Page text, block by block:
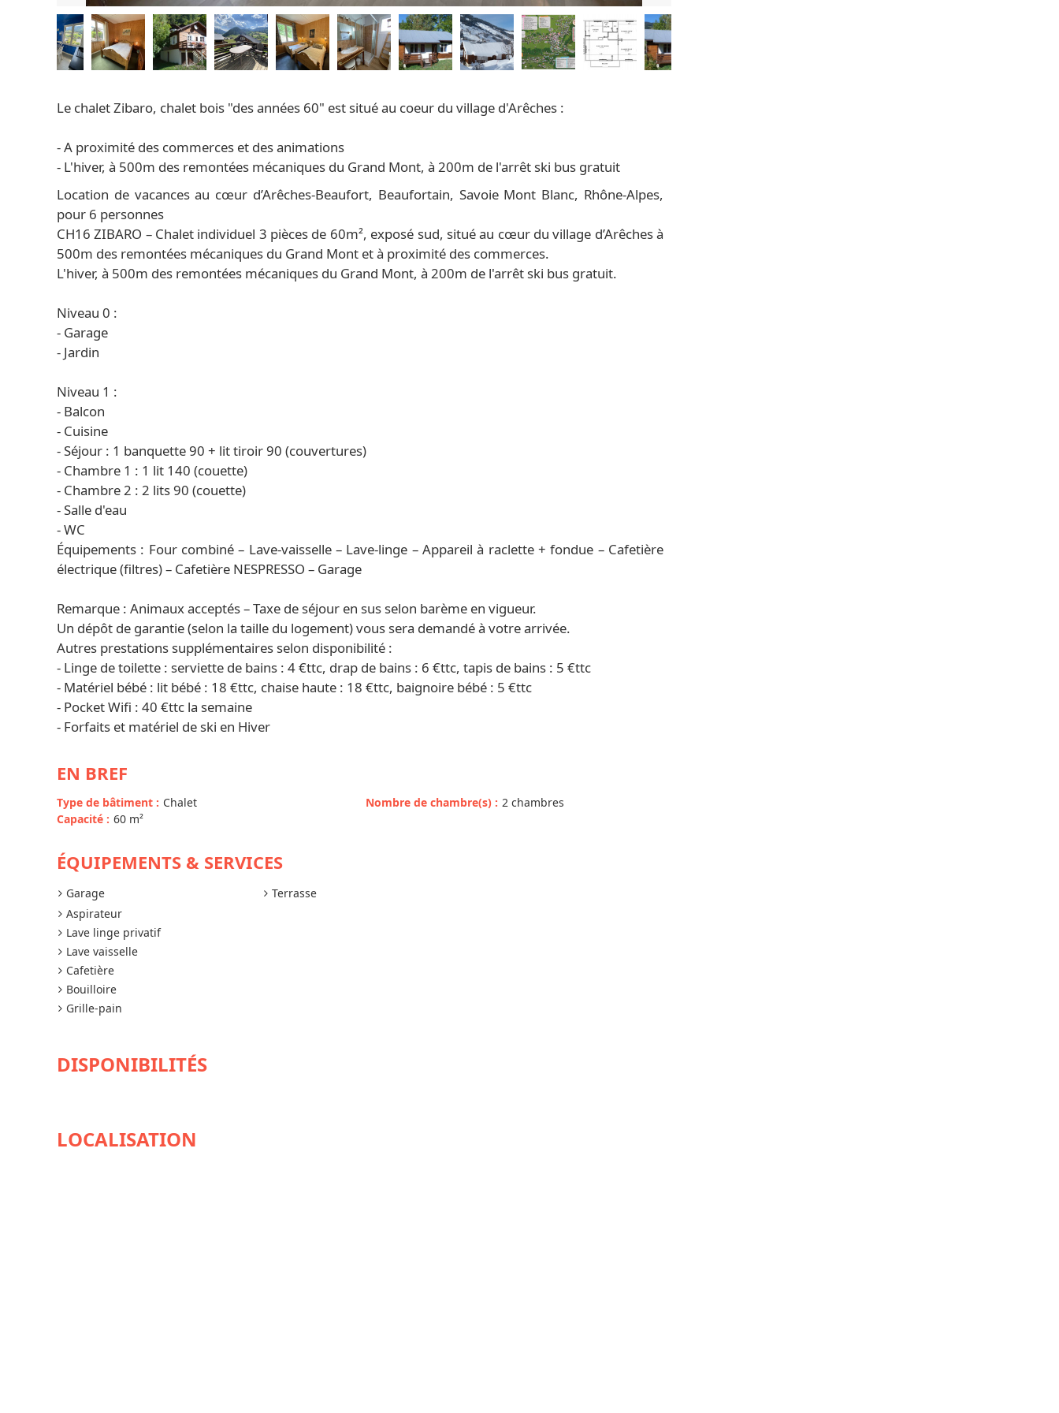
Le chalet Zibaro, chalet bois "des années 60" est situé au coeur du village d'Arêches :
- A proximité des commerces et des animations
- L'hiver, à 500m des remontées mécaniques du Grand Mont, à 200m de l'arrêt ski bus gratuit
Location de vacances au cœur d’Arêches-Beaufort, Beaufortain, Savoie Mont Blanc, Rhône-Alpes,
pour 6 personnes
CH16 ZIBARO – Chalet individuel 3 pièces de 60m², exposé sud, situé au cœur du village d’Arêches à
500m des remontées mécaniques du Grand Mont et à proximité des commerces.
L'hiver, à 500m des remontées mécaniques du Grand Mont, à 200m de l'arrêt ski bus gratuit.
Niveau 0 :
- Garage
- Jardin
Niveau 1 :
- Balcon
- Cuisine
- Séjour : 1 banquette 90 + lit tiroir 90 (couvertures)
- Chambre 1 : 1 lit 140 (couette)
- Chambre 2 : 2 lits 90 (couette)
- Salle d'eau
- WC
Équipements : Four combiné – Lave-vaisselle – Lave-linge – Appareil à raclette + fondue – Cafetière
électrique (filtres) – Cafetière NESPRESSO – Garage
Remarque : Animaux acceptés – Taxe de séjour en sus selon barème en vigueur.
Un dépôt de garantie (selon la taille du logement) vous sera demandé à votre arrivée.
Autres prestations supplémentaires selon disponibilité :
- Linge de toilette : serviette de bains : 4 €ttc, drap de bains : 6 €ttc, tapis de bains : 5 €ttc
- Matériel bébé : lit bébé : 18 €ttc, chaise haute : 18 €ttc, baignoire bébé : 5 €ttc
- Pocket Wifi : 40 €ttc la semaine
- Forfaits et matériel de ski en Hiver
EN BREF
Type de bâtiment : Chalet
Capacité : 60 m²
Nombre de chambre(s) : 2 chambres
ÉQUIPEMENTS & SERVICES
Garage
Aspirateur
Lave linge privatif
Lave vaisselle
Cafetière
Bouilloire
Grille-pain
Terrasse
DISPONIBILITÉS